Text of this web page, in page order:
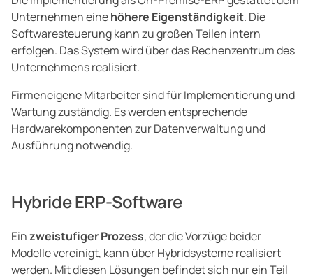
Unternehmen einehöhere Eigenständigkeit. Die
Softwaresteuerung kann zu großen Teilen intern
erfolgen. Das System wird über das Rechenzentrum des
Unternehmens realisiert.
Firmeneigene Mitarbeiter sind für Implementierung und
Wartung zuständig. Es werden entsprechende
Hardwarekomponenten zur Datenverwaltung und
Ausführung notwendig.
Hybride ERP-Software
Einzweistufiger Prozess, der die Vorzüge beider
Modelle vereinigt, kann über Hybridsysteme realisiert
werden. Mit diesen Lösungen befindet sich nur ein Teil